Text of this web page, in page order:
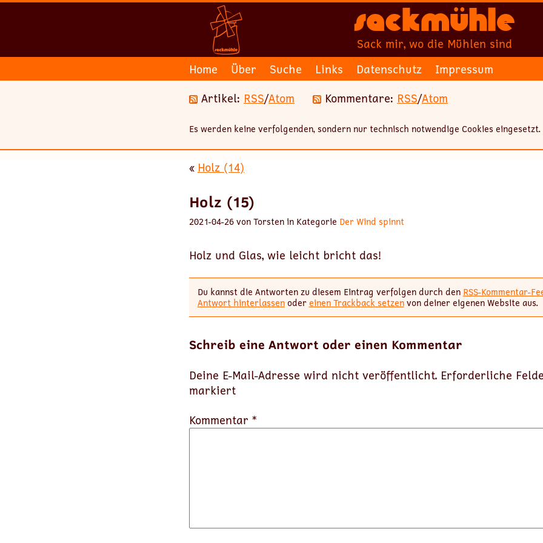
Sackmühle
Sack mir, wo die Mühlen sind
Home
Über Suche Links Datenschutz
Impressum
Artikel: RSS/Atom Kommentare: RSS/Atom
Es werden keine verfolgenden, sondern nur technisch notwendige Cookies eingesetzt.
« Holz (14)
Holz (15)
2021-04-26 von Torsten in Kategorie Der Wind spinnt
Holz und Glas, wie leicht bricht das!
Du kannst die Antworten zu diesem Eintrag verfolgen durch den RSS-Kommentar-
Antwort hinterlassenodereinen Trackback setzenvon deiner eigenen Website aus.
Schreib eine Antwort oder einen Kommentar
Deine E-Mail-Adresse wird nicht veröffentlicht. Erforderliche
markiert
Kommentar *